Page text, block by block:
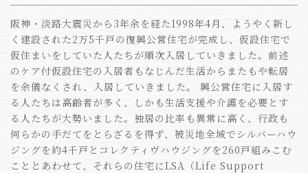
阪神・淡路大震災から3年余を経た1998年4月、ようやく新し
く建設された2万5千戸の復興公営住宅が完成し、仮設住宅で
仮住まいをしていた人たちが順次入居していきました。前述
のケア付仮設住宅の入居者もなじんだ生活からまたもや転居
を余儀なくされ、入居していきました。 興公営住宅に入居す
る人たちは高齢者が多く、しかも生活支援や介護を必要とす
る人たちが大勢いました。独居の比率も異常に高く、行政も
何らかの手だてをとらざるを得ず、被災地全域でシルバーハウ
ジングを約4千戸とコレクティヴハウジングを260戸組みこむ
こととあわせて、それらの住宅にLSA（Life Support